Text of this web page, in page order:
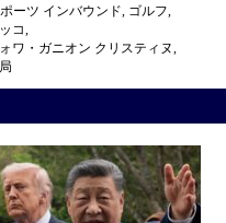
ーツ インバウンド, ゴルフ,
コ,
ワ・ガニオン クリスティヌ,